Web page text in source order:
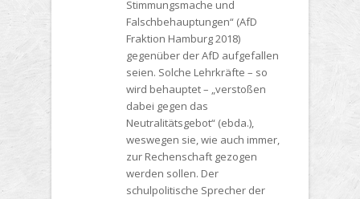
Stimmungsmache und
Falschbehauptungen“ (AfD
Fraktion Hamburg 2018)
gegenüber der AfD aufgefallen
seien. Solche Lehrkräfte – so
wird behauptet – „verstoßen
dabei gegen das
Neutralitätsgebot“ (ebda.),
weswegen sie, wie auch immer,
zur Rechenschaft gezogen
werden sollen. Der
schulpolitische Sprecher der